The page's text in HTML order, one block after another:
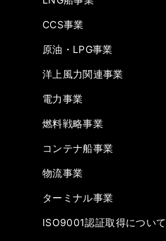
CCS事業
原油・LPG事業
洋上風力関連事業
電力事業
燃料戦略事業
コンテナ船事業
物流事業
ターミナル事業
ISO9001認証取得について